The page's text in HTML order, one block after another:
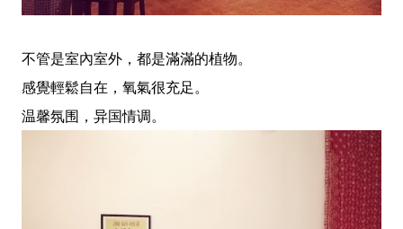
不管是室內室外，都是滿滿的植物。
感覺輕鬆自在，氧氣很充足。
温馨氛围，异国情调。